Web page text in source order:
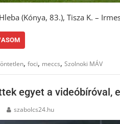
(Kónya, 83.), Tisza K. –
, foci, meccs, Szolnoki MÁV
egyet a videóbíróval,
szabolcs24.hu